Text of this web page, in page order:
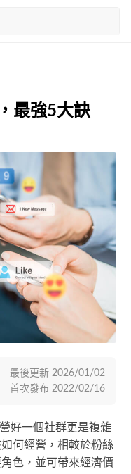
最強5大訣
好一個社群更是複雜
何經營，相較於粉絲
色，並可帶來經濟價
最後更新 2026/01/02
首次發布 2022/02/16